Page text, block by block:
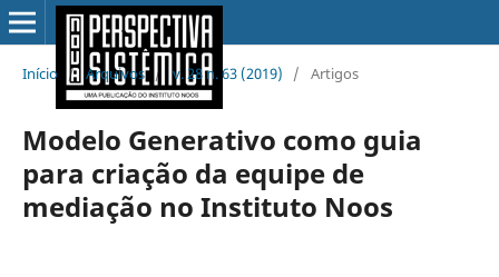
Início / Arquivos / v. 28 n. 63 (2019) / Artigos
Modelo Generativo como guia
para criação da equipe de
mediação no Instituto Noos